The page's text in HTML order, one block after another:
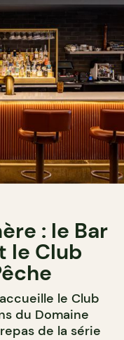
: le Bar
le Club
le Club
du Domaine
de la série